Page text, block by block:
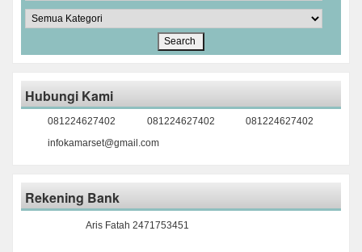
Hubungi Kami
081224627402 081224627402
081224627402
infokamarset@gmail.com
Rekening Bank
Aris Fatah 2471753451